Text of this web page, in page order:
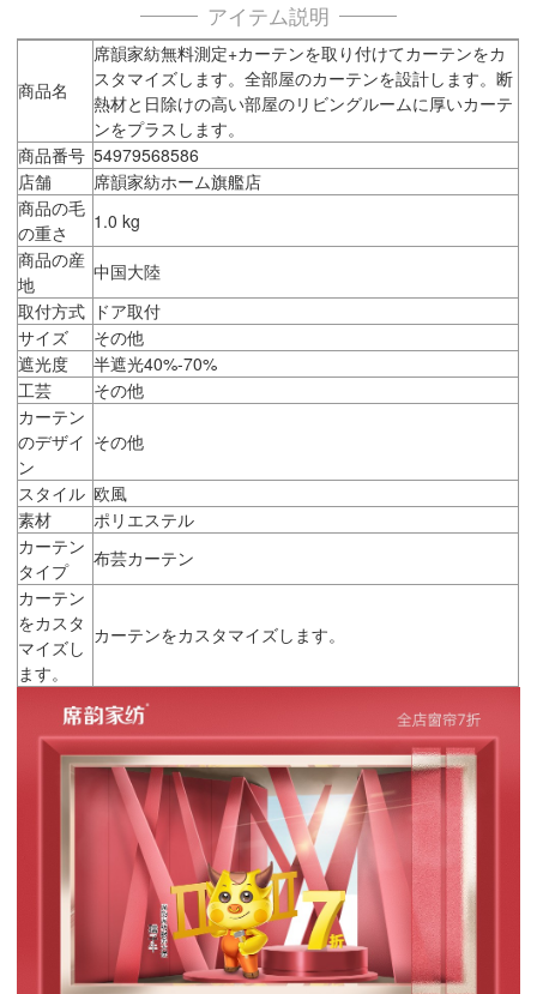
アイテム説明
商品名
席韻家紡無料測定+カーテンを取り付けてカーテンをカ
スタマイズします。全部屋のカーテンを設計します。断
熱材と日除けの高い部屋のリビングルームに厚いカーテ
ンをプラスします。
商品番号 54979568586
店舗
席韻家紡ホーム旗艦店
商品の毛
の重さ
1.0 kg
商品の産
地
中国大陸
取付方式 ドア取付
サイズ
その他
遮光度
半遮光40%-70%
工芸
その他
カーテン
のデザイ
ン
その他
スタイル 欧風
素材
ポリエステル
カーテン
タイプ
布芸カーテン
カーテン
をカスタ
マイズし
ます。
カーテンをカスタマイズします。